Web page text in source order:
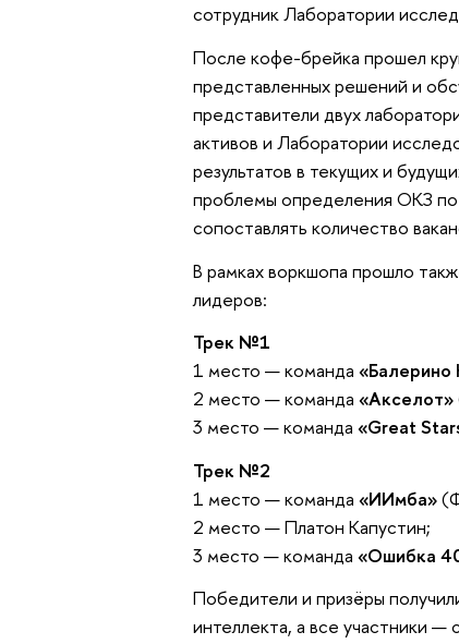
сотрудник Лаборатории
После кофе-брейка прошел
представленных решений и
представители двух
активов и Лаборатории
результатов в текущих и
проблемы определения ОКЗ по
сопоставлять количество
В рамках воркшопа прошло
лидеров:
Трек №1
1 место — команда
2 место — команда«Акселот»
3 место — команда«Great
Трек №2
1 место — команда«ИИмба»
2 место — Платон Капустин;
3 место — команда«Ошибка
Победители и призёры
интеллекта, а все участники